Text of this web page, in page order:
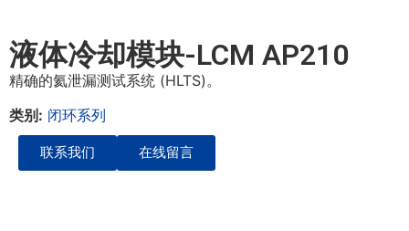
液体冷却模块-LCM AP210
精确的氦泄漏测试系统 (HLTS)。
类别: 闭环系列
联系我们 在线留言